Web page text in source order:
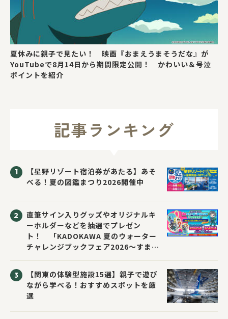
夏休みに親子で見たい！ 映画『おまえうまそうだな』が
YouTubeで8月14日から期間限定公開！ かわいい＆号泣
ポイントを紹介
記事ランキング
【星野リゾート宿泊券があたる】あそ
べる！夏の図鑑まつり2026開催中
直筆サイン入りグッズやオリジナルキ
ーホルダーなどを抽選でプレゼン
ト！ 「KADOKAWA 夏のウォーター
チャレンジブックフェア2026～すまな
【関東の体験型施設15選】親子で遊び
ながら学べる！おすすめスポットを厳
選